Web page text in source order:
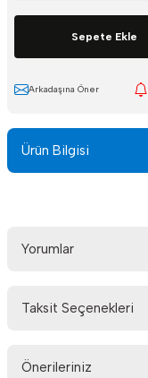
Sepete Ekle
Arkadaşına Öner
Ürün Bilgisi
Yorumlar
Taksit Seçenekleri
Önerileriniz